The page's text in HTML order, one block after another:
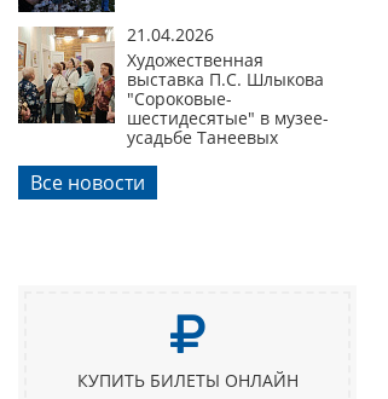
21.04.2026
Художественная
выставка П.С. Шлыкова
"Сороковые-
шестидесятые" в музее-
усадьбе Танеевых
Все новости
КУПИТЬ БИЛЕТЫ ОНЛАЙН